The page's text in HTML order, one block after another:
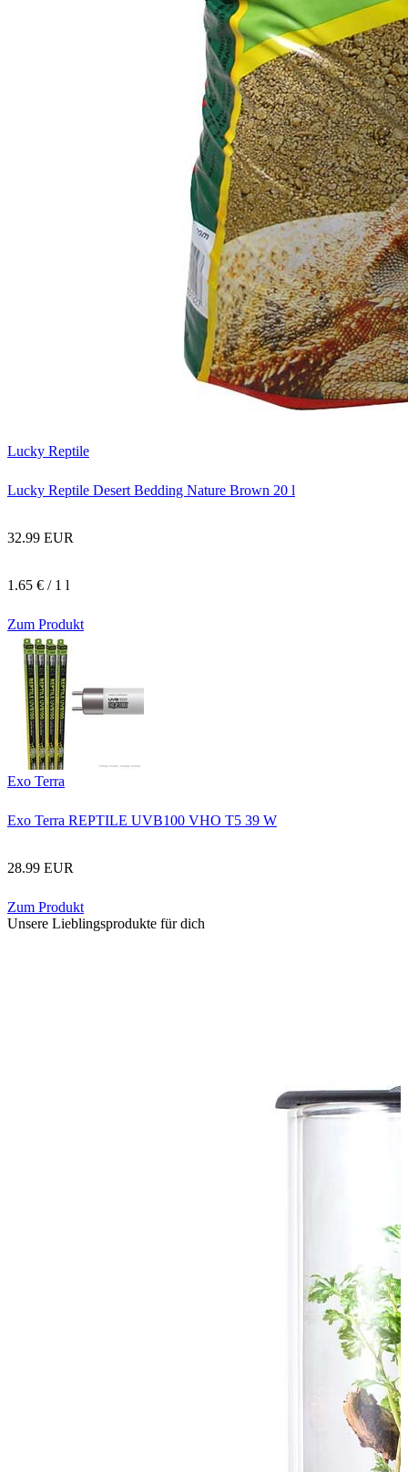
Lucky Reptile
Lucky Reptile Desert Bedding Nature Brown 20 l
32.99 EUR
1.65 € / 1 l
Zum Produkt
Exo Terra
Exo Terra REPTILE UVB100 VHO T5 39 W
28.99 EUR
Zum Produkt
Unsere Lieblingsprodukte für dich